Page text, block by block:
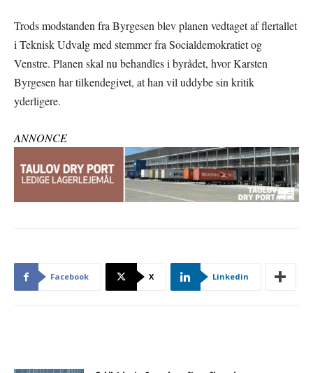
Trods modstanden fra Byrgesen blev planen vedtaget af flertallet
i Teknisk Udvalg med stemmer fra Socialdemokratiet og
Venstre. Planen skal nu behandles i byrådet, hvor Karsten
Byrgesen har tilkendegivet, at han vil uddybe sin kritik
yderligere.
ANNONCE
Facebook X Linkedin